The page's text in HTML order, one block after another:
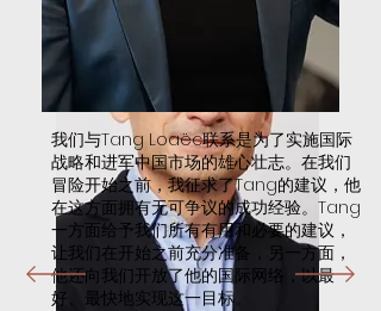
我们与Tang Loaëc联系是为了实施国际
战略和进军中国市场的雄心壮志。在我们
冒险开始之前，我征求了Tang的建议，他
在这方面拥有无可争议的成功经验。Tang
一方面给予我们所有有用和必要的建议，
让我们在开始之前充分准备，另一方面，
他还向我们开放了他的国际网络，以最
好、最快地实现这一目标。